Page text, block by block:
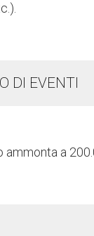
DI EVENTI
a